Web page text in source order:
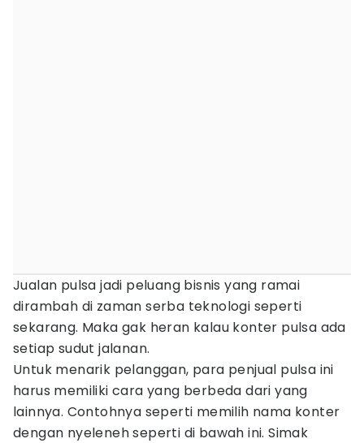
Jualan pulsa jadi peluang bisnis yang ramai
dirambah di zaman serba teknologi seperti
sekarang. Maka gak heran kalau konter pulsa ada
setiap sudut jalanan.
Untuk menarik pelanggan, para penjual pulsa ini
harus memiliki cara yang berbeda dari yang
lainnya. Contohnya seperti memilih nama konter
dengan nyeleneh seperti di bawah ini. Simak